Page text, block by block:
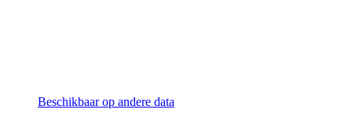
Beschikbaar op andere data